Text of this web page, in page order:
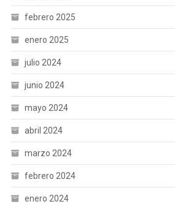
febrero 2025
enero 2025
julio 2024
junio 2024
mayo 2024
abril 2024
marzo 2024
febrero 2024
enero 2024